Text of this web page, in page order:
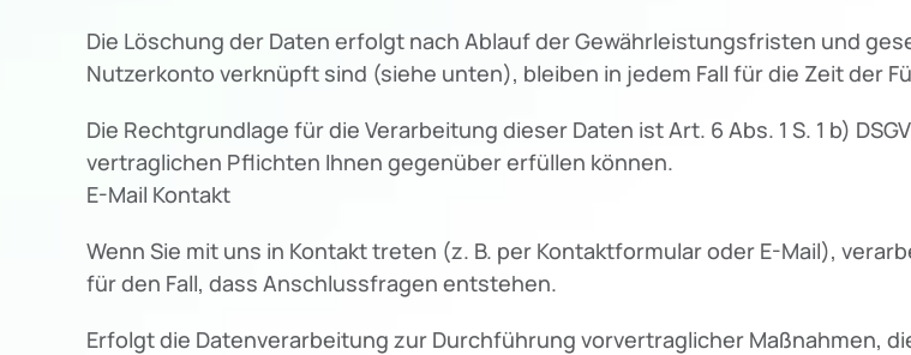
Die Löschung der Daten erfolgt nach Ablauf der Gewährleistungsfristen und
Nutzerkonto verknüpft sind (siehe unten), bleiben in jedem Fall für die Zeit der
Die Rechtgrundlage für die Verarbeitung dieser Daten ist Art. 6 Abs. 1 S. 1 b)
vertraglichen Pflichten Ihnen gegenüber erfüllen können.
E-Mail Kontakt
Wenn Sie mit uns in Kontakt treten (z. B. per Kontaktformular oder E-Mail),
für den Fall, dass Anschlussfragen entstehen.
Erfolgt die Datenverarbeitung zur Durchführung vorvertraglicher Maßnahmen,